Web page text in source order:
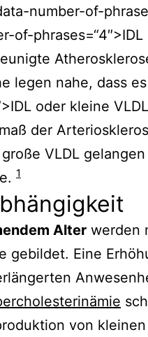
number-of-
of-
legen nahe, dass
oder kleine
der
VLDL
1
Alter werden
gebildet. Eine
von